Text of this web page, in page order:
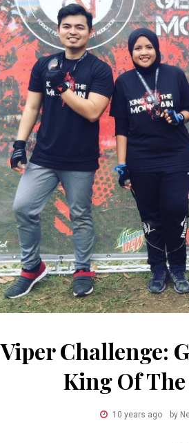
Viper Challenge:
King Of
10 years ago by